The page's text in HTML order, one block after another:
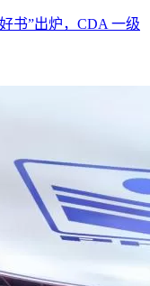
书”出炉，CDA 一级